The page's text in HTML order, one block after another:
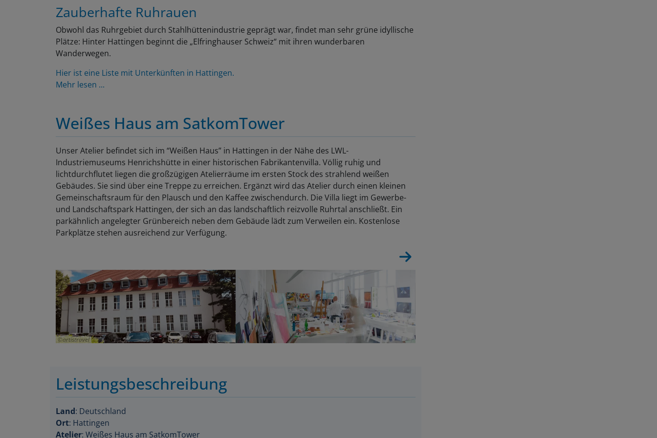
Zauberhafte Ruhrauen
Obwohl das Ruhrgebiet durch Stahlhüttenindustrie geprägt war, findet man sehr grüne idyllische
Plätze: Hinter Hattingen beginnt die „Elfringhauser Schweiz“ mit ihren wunderbaren
Wanderwegen.
Hier ist eine Liste mit Unterkünften in Hattingen.
Mehr lesen ...
Weißes Haus am SatkomTower
Unser Atelier befindet sich im “Weißen Haus” in Hattingen in der Nähe des LWL-
Industriemuseums Henrichshütte in einer historischen Fabrikantenvilla. Völlig ruhig und
lichtdurchflutet liegen die großzügigen Atelierräume im ersten Stock des strahlend weißen
Gebäudes. Sie sind über eine Treppe zu erreichen. Ergänzt wird das Atelier durch einen kleinen
Gemeinschaftsraum für den Plausch und den Kaffee zwischendurch. Die Villa liegt im Gewerbe-
und Landschaftspark Hattingen, der sich an das landschaftlich reizvolle Ruhrtal anschließt. Ein
parkähnlich angelegter Grünbereich neben dem Gebäude lädt zum Verweilen ein. Kostenlose
Parkplätze stehen ausreichend zur Verfügung.
artistravel
Leistungsbeschreibung
Land: Deutschland
Ort: Hattingen
Atelier: Weißes Haus am SatkomTower